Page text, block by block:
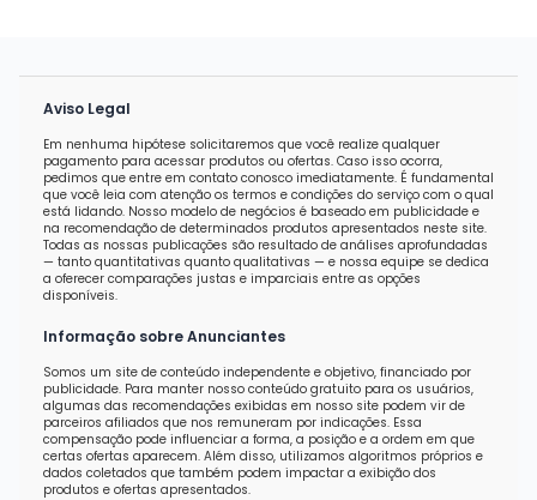
Aviso Legal
Em nenhuma hipótese solicitaremos que você realize qualquer
pagamento para acessar produtos ou ofertas. Caso isso ocorra,
pedimos que entre em contato conosco imediatamente. É fundamental
que você leia com atenção os termos e condições do serviço com o qual
está lidando. Nosso modelo de negócios é baseado em publicidade e
na recomendação de determinados produtos apresentados neste site.
Todas as nossas publicações são resultado de análises aprofundadas
— tanto quantitativas quanto qualitativas — e nossa equipe se dedica
a oferecer comparações justas e imparciais entre as opções
disponíveis.
Informação sobre Anunciantes
Somos um site de conteúdo independente e objetivo, financiado por
publicidade. Para manter nosso conteúdo gratuito para os usuários,
algumas das recomendações exibidas em nosso site podem vir de
parceiros afiliados que nos remuneram por indicações. Essa
compensação pode influenciar a forma, a posição e a ordem em que
certas ofertas aparecem. Além disso, utilizamos algoritmos próprios e
dados coletados que também podem impactar a exibição dos
produtos e ofertas apresentados.